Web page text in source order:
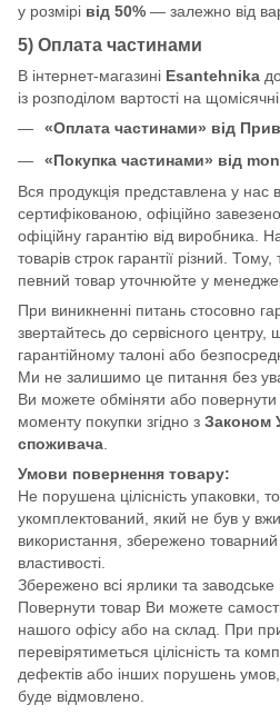
у розмірі від 50% — залежно від
5) Оплата частинами
В інтернет-магазині Esantehnika
із розподілом вартості на
«Оплата частинами» від
«Покупка частинами» від
Вся продукція представлена у нас
сертифікованою, офіційно
офіційну гарантію від виробника.
товарів строк гарантії різний.
певний товар уточнюйте у
При виникненні питань стосовно
звертайтесь до сервісного центру,
гарантійному талоні або
Ми не залишимо це питання без
Ви можете обміняти або повернути
моменту покупки згідно з Законом
споживача
Умови повернення товару:
Не порушена цілісність упаковки,
укомплектований, який не був у
використання, збережено товарний
властивості.
Збережено всі ярлики та заводське
Повернути товар Ви можете
нашого офісу або на склад. При
перевірятиметься цілісність та
дефектів або інших порушень
буде відмовлено.